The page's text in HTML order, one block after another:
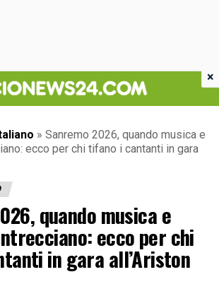
» Sanremo 2026, quando musica e
ecco per chi tifano i cantanti in gara
quando musica e
ecco per chi
in gara all’Ariston
×